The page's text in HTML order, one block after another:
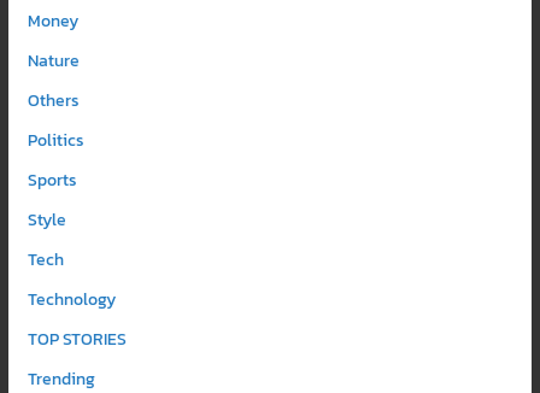
Money
Nature
Others
Politics
Sports
Style
Tech
Technology
TOP STORIES
Trending